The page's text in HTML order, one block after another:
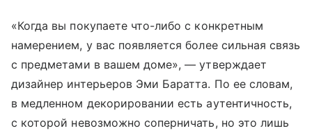
«Когда вы покупаете что-либо с конкретным
намерением, у вас появляется более сильная связь
с предметами в вашем доме», — утверждает
дизайнер интерьеров Эми Баратта. По ее словам,
в медленном декорировании есть аутентичность,
с которой невозможно соперничать, но это лишь